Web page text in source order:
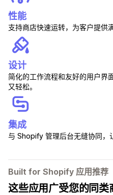
性能
支持商店快速运转，为客户提供
设计
简化的工作流程和友好的用户界
又轻松。
集成
与 Shopify 管理后台无缝协同，
Built for Shopify 应用推荐
这些应用广受您的同类